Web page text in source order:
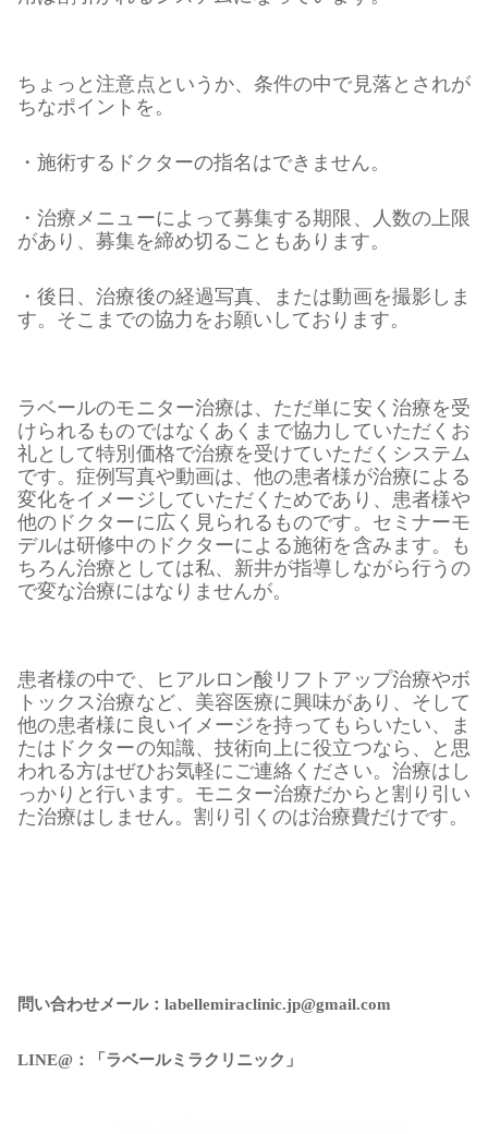
ちょっと注意点というか、条件の中で見落とされが
ちなポイントを。
・施術するドクターの指名はできません。
・治療メニューによって募集する期限、人数の上限
があり、募集を締め切ることもあります。
・後日、治療後の経過写真、または動画を撮影しま
す。そこまでの協力をお願いしております。
ラベールのモニター治療は、ただ単に安く治療を受
けられるものではなくあくまで協力していただくお
礼として特別価格で治療を受けていただくシステム
です。症例写真や動画は、他の患者様が治療による
変化をイメージしていただくためであり、患者様や
他のドクターに広く見られるものです。セミナーモ
デルは研修中のドクターによる施術を含みます。も
ちろん治療としては私、新井が指導しながら行うの
で変な治療にはなりませんが。
患者様の中で、ヒアルロン酸リフトアップ治療やボ
トックス治療など、美容医療に興味があり、そして
他の患者様に良いイメージを持ってもらいたい、ま
たはドクターの知識、技術向上に役立つなら、と思
われる方はぜひお気軽にご連絡ください。治療はし
っかりと行います。モニター治療だからと割り引い
た治療はしません。割り引くのは治療費だけです。
問い合わせメール：labellemiraclinic.jp@gmail.com
LINE@：「ラベールミラクリニック」